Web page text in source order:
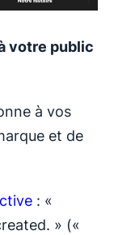
votre public
à vos
et de
: «
» («